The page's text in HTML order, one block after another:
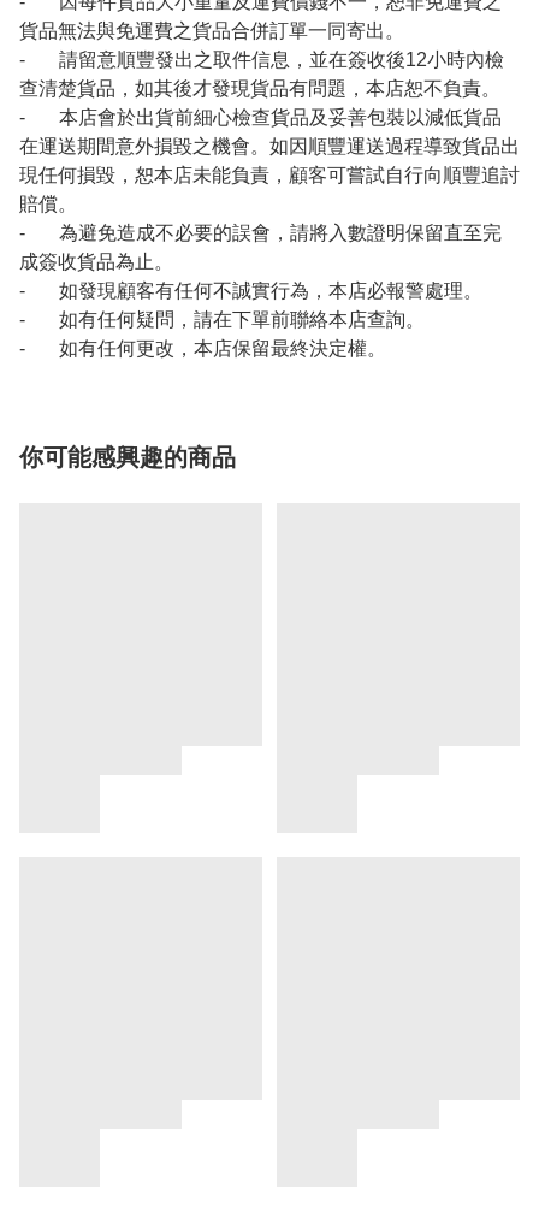
貨品無法與免運費之貨品合併訂單一同寄出。
- 請留意順豐發出之取件信息，並在簽收後12小時內檢
查清楚貨品，如其後才發現貨品有問題，本店恕不負責。
- 本店會於出貨前細心檢查貨品及妥善包裝以減低貨品
在運送期間意外損毀之機會。如因順豐運送過程導致貨品出
現任何損毀，恕本店未能負責，顧客可嘗試自行向順豐追討
賠償。
- 為避免造成不必要的誤會，請將入數證明保留直至完
成簽收貨品為止。
- 如發現顧客有任何不誠實行為，本店必報警處理。
- 如有任何疑問，請在下單前聯絡本店查詢。
- 如有任何更改，本店保留最終決定權。
你可能感興趣的商品